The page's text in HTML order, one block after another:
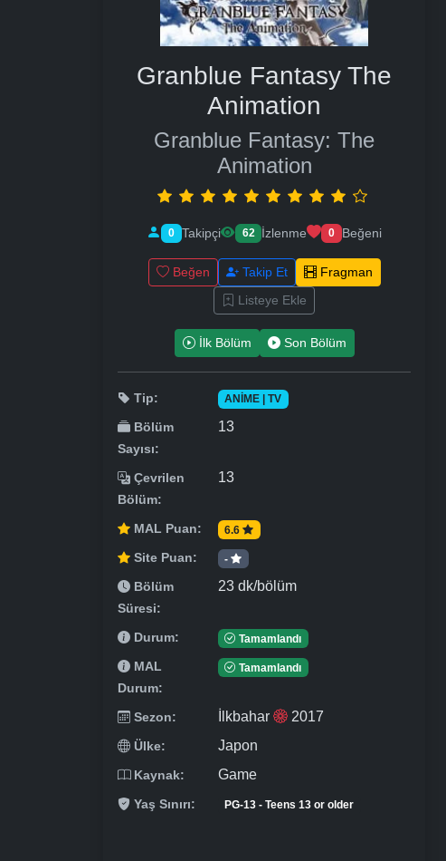
Granblue Fantasy The
Animation
Granblue Fantasy: The
Animation
0 Takipçi 62 İzlenme 0 Beğeni
Beğen Takip Et
Fragman
Listeye Ekle
İlk Bölüm Son Bölüm
Tip: ANIME | TV
Bölüm
Sayısı:
13
Çevrilen
Bölüm:
13
MAL Puan: 6.6
Site Puan: -
Bölüm
Süresi:
23 dk/bölüm
Durum: Tamamlandı
MAL
Durum:
Tamamlandı
Sezon: İlkbahar 2017
Ülke: Japon
Kaynak: Game
Yaş Sınırı: PG-13 - Teens 13 or older